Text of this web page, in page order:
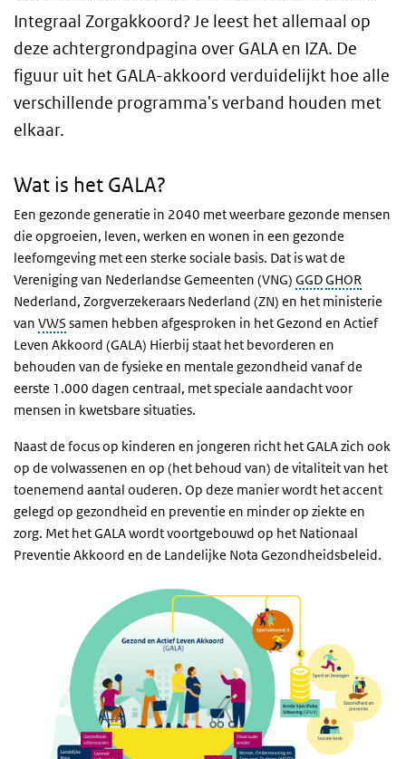
Integraal Zorgakkoord? Je leest het allemaal op
deze achtergrondpagina over GALA en IZA. De
figuur uit het GALA-akkoord verduidelijkt hoe alle
verschillende programma's verband houden met
elkaar.
Wat is het GALA?
Een gezonde generatie in 2040 met weerbare gezonde mensen
die opgroeien, leven, werken en wonen in een gezonde
leefomgeving met een sterke sociale basis. Dat is wat de
Vereniging van Nederlandse Gemeenten (VNG) GGDGHOR
Nederland, Zorgverzekeraars Nederland (ZN) en het ministerie
van VWS samen hebben afgesproken in het Gezond en Actief
Leven Akkoord (GALA) Hierbij staat het bevorderen en
behouden van de fysieke en mentale gezondheid vanaf de
eerste 1.000 dagen centraal, met speciale aandacht voor
mensen in kwetsbare situaties.
Naast de focus op kinderen en jongeren richt het GALA zich ook
op de volwassenen en op (het behoud van) de vitaliteit van het
toenemend aantal ouderen. Op deze manier wordt het accent
gelegd op gezondheid en preventie en minder op ziekte en
zorg. Met het GALA wordt voortgebouwd op het Nationaal
Preventie Akkoord en de Landelijke Nota Gezondheidsbeleid.